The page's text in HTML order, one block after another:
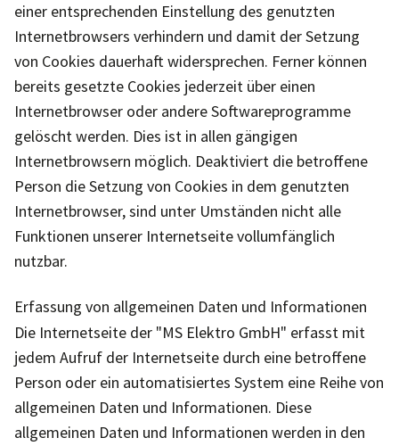
einer entsprechenden Einstellung des genutzten
Internetbrowsers verhindern und damit der Setzung
von Cookies dauerhaft widersprechen. Ferner können
bereits gesetzte Cookies jederzeit über einen
Internetbrowser oder andere Softwareprogramme
gelöscht werden. Dies ist in allen gängigen
Internetbrowsern möglich. Deaktiviert die betroffene
Person die Setzung von Cookies in dem genutzten
Internetbrowser, sind unter Umständen nicht alle
Funktionen unserer Internetseite vollumfänglich
nutzbar.
Erfassung von allgemeinen Daten und Informationen
Die Internetseite der "MS Elektro GmbH" erfasst mit
jedem Aufruf der Internetseite durch eine betroffene
Person oder ein automatisiertes System eine Reihe von
allgemeinen Daten und Informationen. Diese
allgemeinen Daten und Informationen werden in den